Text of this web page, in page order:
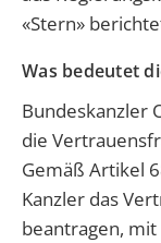
«Stern»
Was bedeutet
Bundeskanzler
die
Gemäß Artikel
Kanzler das
beantragen,